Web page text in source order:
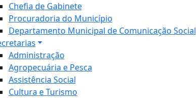
Chefia de Gabinete
Procuradoria do Município
Departamento Municipal de Comunicação Social
Administração
Agropecuária e Pesca
Assistência Social
Cultura e Turismo